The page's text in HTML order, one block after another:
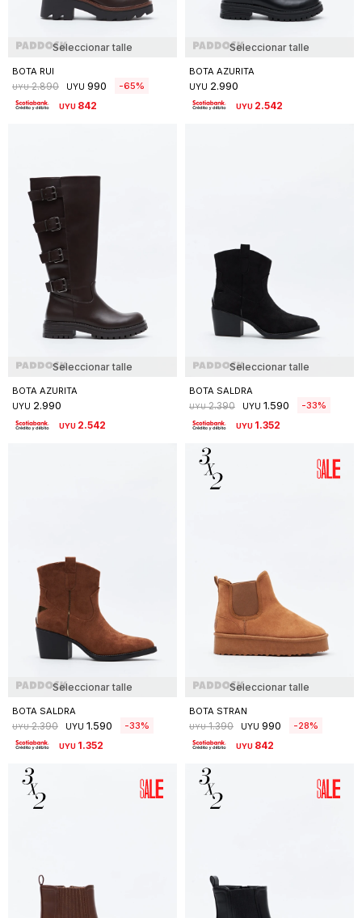
Seleccionar talle
BOTA RUI
UYU 2.890 UYU 990 65
UYU 842
Seleccionar talle
BOTA AZURITA
UYU 2.990
UYU 2.542
Seleccionar talle
BOTA AZURITA
UYU 2.990
UYU 2.542
Seleccionar talle
BOTA SALDRA
UYU 2.390 UYU 1.590 33
UYU 1.352
Seleccionar talle
BOTA SALDRA
UYU 2.390 UYU 1.590 33
UYU 1.352
Seleccionar talle
BOTA STRAN
UYU 1.390 UYU 990 28
UYU 842